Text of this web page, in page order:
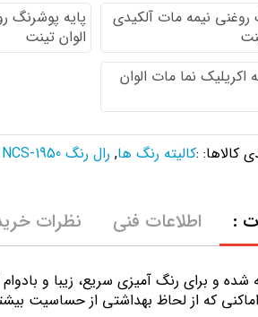
نیمه مات آلکیدی
پایه پوشرنگ
الوان تینت
اکریلیک نما مات الوان
کالاها: :کالیته رنگ ها, رال رنگ NCS-1950
:
شده و برای رنگ آمیزی سریع، زیبا و
اطلاعات فنی نظرات